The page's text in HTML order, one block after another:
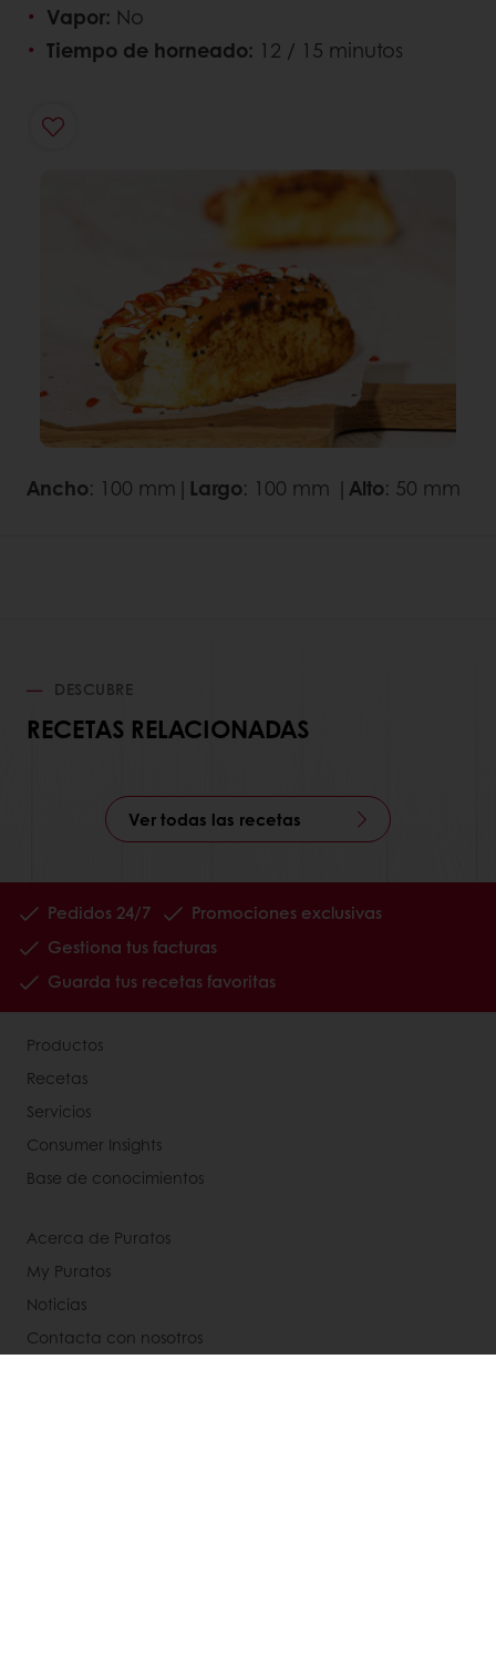
Vapor: No
Tiempo de horneado: 12 / 15 minutos
Ancho: 100 mm| Largo: 100 mm |Alto: 50 mm
DESCUBRE
RECETAS RELACIONADAS
Ver todas las recetas
Pedidos 24/7
Promociones exclusivas
Gestiona tus facturas
Guarda tus recetas favoritas
Productos
Recetas
Servicios
Consumer Insights
Base de conocimientos
Acerca de Puratos
My Puratos
Noticias
Contacta con nosotros